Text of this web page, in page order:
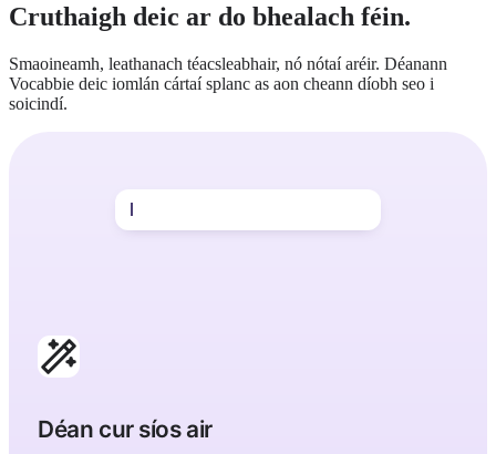
Cruthaigh deic ar do bhealach féin.
Smaoineamh, leathanach téacsleabhair, nó nótaí aréir. Déanann
Vocabbie deic iomlán cártaí splanc as aon cheann díobh seo i
soicindí.
Déan cur síos air